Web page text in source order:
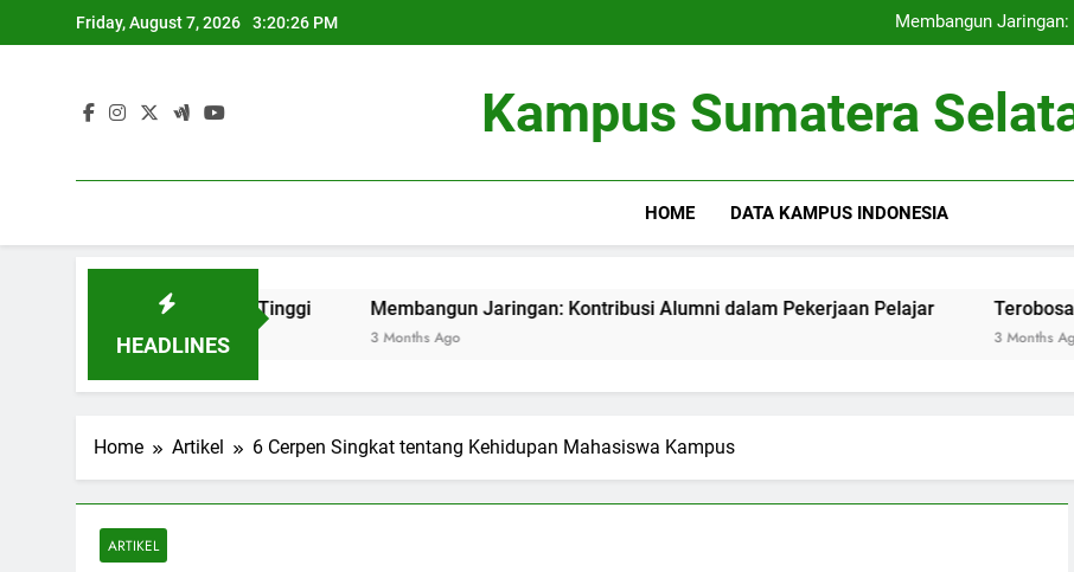
to
Friday, August 7, 2026 3:20:27 PM
Membangun
Terobosan pada
Membangun
Terobosan pada
Kampus Sumatera
HOME DATA KAMPUS INDONESIA
HEADLINES
di Perguruan Tinggi Membangun Jaringan: Kontribusi Alumni dalam Pekerjaan Pelajar Terobosan pada
Home Artikel 6 Cerpen Singkat tentang Kehidupan Mahasiswa Kampus
ARTIKEL